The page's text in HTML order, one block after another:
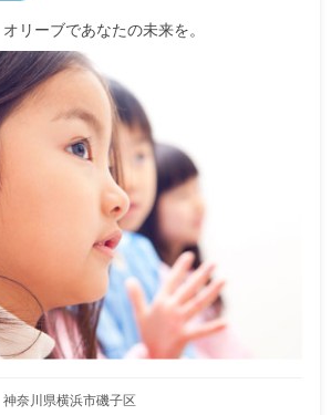
※契約期間は、採用から令和5年3月31日までで
す。（原則年度ごとの契約更新となります）
リーブであなたの未来を。
神奈川県横浜市磯子区